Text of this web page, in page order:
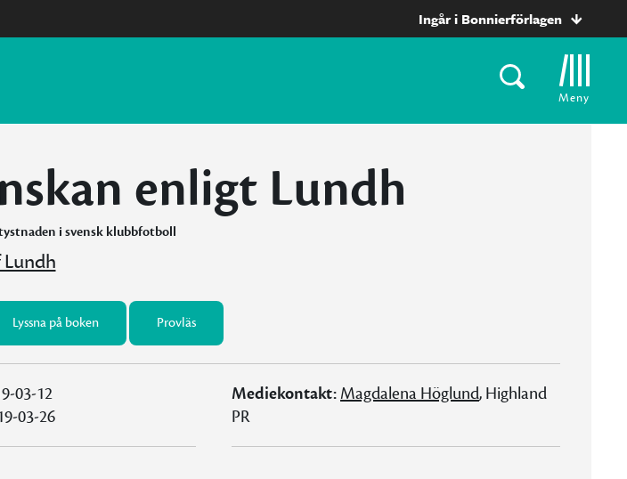
Ingår i Bonnierförlagen
Meny
enligt Lundh
i svensk klubbfotboll
Lyssna på boken Provläs
03-12
03-26
Mediekontakt:Magdalena Höglund, Highland
PR